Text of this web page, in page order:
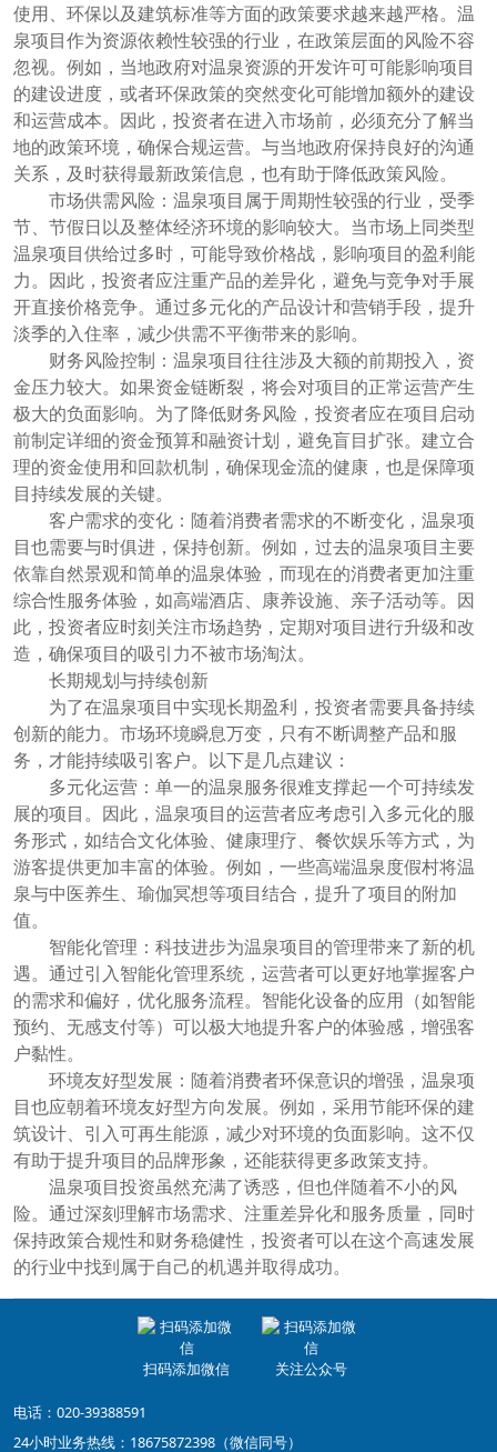
使用、环保以及建筑标准等方面的政策要求越来越严格。温
泉项目作为资源依赖性较强的行业，在政策层面的风险不容
忽视。例如，当地政府对温泉资源的开发许可可能影响项目
的建设进度，或者环保政策的突然变化可能增加额外的建设
和运营成本。因此，投资者在进入市场前，必须充分了解当
地的政策环境，确保合规运营。与当地政府保持良好的沟通
关系，及时获得最新政策信息，也有助于降低政策风险。
市场供需风险：温泉项目属于周期性较强的行业，受季
节、节假日以及整体经济环境的影响较大。当市场上同类型
温泉项目供给过多时，可能导致价格战，影响项目的盈利能
力。因此，投资者应注重产品的差异化，避免与竞争对手展
开直接价格竞争。通过多元化的产品设计和营销手段，提升
淡季的入住率，减少供需不平衡带来的影响。
财务风险控制：温泉项目往往涉及大额的前期投入，资
金压力较大。如果资金链断裂，将会对项目的正常运营产生
极大的负面影响。为了降低财务风险，投资者应在项目启动
前制定详细的资金预算和融资计划，避免盲目扩张。建立合
理的资金使用和回款机制，确保现金流的健康，也是保障项
目持续发展的关键。
客户需求的变化：随着消费者需求的不断变化，温泉项
目也需要与时俱进，保持创新。例如，过去的温泉项目主要
依靠自然景观和简单的温泉体验，而现在的消费者更加注重
综合性服务体验，如高端酒店、康养设施、亲子活动等。因
此，投资者应时刻关注市场趋势，定期对项目进行升级和改
造，确保项目的吸引力不被市场淘汰。
长期规划与持续创新
为了在温泉项目中实现长期盈利，投资者需要具备持续
创新的能力。市场环境瞬息万变，只有不断调整产品和服
务，才能持续吸引客户。以下是几点建议：
多元化运营：单一的温泉服务很难支撑起一个可持续发
展的项目。因此，温泉项目的运营者应考虑引入多元化的服
务形式，如结合文化体验、健康理疗、餐饮娱乐等方式，为
游客提供更加丰富的体验。例如，一些高端温泉度假村将温
泉与中医养生、瑜伽冥想等项目结合，提升了项目的附加
值。
智能化管理：科技进步为温泉项目的管理带来了新的机
遇。通过引入智能化管理系统，运营者可以更好地掌握客户
的需求和偏好，优化服务流程。智能化设备的应用（如智能
预约、无感支付等）可以极大地提升客户的体验感，增强客
户黏性。
环境友好型发展：随着消费者环保意识的增强，温泉项
目也应朝着环境友好型方向发展。例如，采用节能环保的建
筑设计、引入可再生能源，减少对环境的负面影响。这不仅
有助于提升项目的品牌形象，还能获得更多政策支持。
温泉项目投资虽然充满了诱惑，但也伴随着不小的风
险。通过深刻理解市场需求、注重差异化和服务质量，同时
保持政策合规性和财务稳健性，投资者可以在这个高速发展
的行业中找到属于自己的机遇并取得成功。
扫码添加微信 关注公众号
电话：020-39388591
24小时业务热线：18675872398（微信同号）